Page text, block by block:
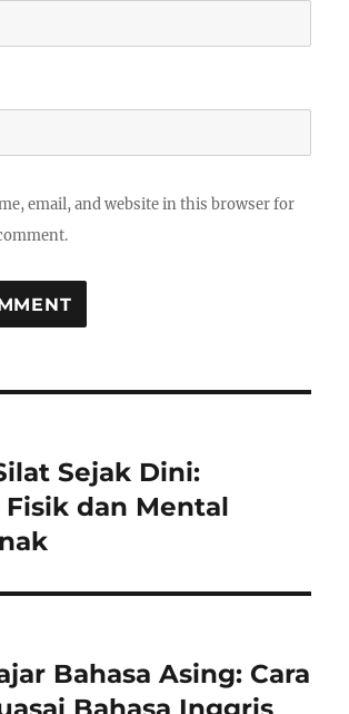
email, and website in this browser for
Sejak Dini:
Fisik dan Mental
Bahasa Asing: Cara